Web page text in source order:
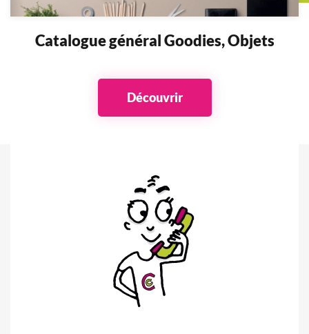
Catalogue général Goodies, Objets
Découvrir